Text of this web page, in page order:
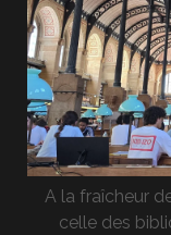
A la fraîcheur
celle des